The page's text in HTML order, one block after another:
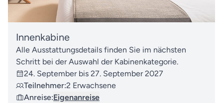
Innenkabine
Alle Ausstattungsdetails finden Sie im nächsten
Schritt bei der Auswahl der Kabinenkategorie.
24. September bis 27. September 2027
Teilnehmer:2 Erwachsene
Anreise:Eigenanreise